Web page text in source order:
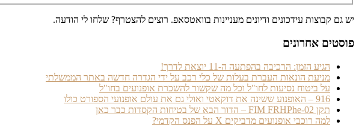
יש גם קבוצות עידכונים ודיונים מעניינות בוואטסאפ. רוצים להצטרף? שלחו לי הודעה.
פוסטים אחרונים
הגיע הזמן: הרכיבה בהפתעה ה-11 יוצאת לדרך!
מניעת הונאות העברת בעלות של כלי רכב על ידי הגדרה חדשה באתר הממשלתי
על ביטוח נסיעות לחו"ל וכל מה שקשור להשכרת אופנועים בחו"ל
916 – האופנוע ששינה את דוקאטי ואולי גם את עולם אופנועי הספורט כולו
תקן FIM FRHPhe-02 – הדור הבא של בטיחות הקסדות כבר כאן
למה רוכבי אופנועים מדביקים X על הפנס הקדמי?